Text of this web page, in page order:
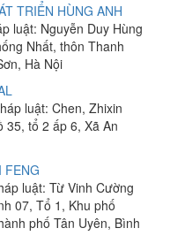
TRIỂN HÙNG ANH
luật: Nguyễn Duy Hùng
Nhất, thôn Thanh
Hà Nội
luật: Chen, Zhixin
tổ 2 ấp 6, Xã An
FENG
luật: Từ Vinh Cường
07, Tổ 1, Khu phố
phố Tân Uyên, Bình